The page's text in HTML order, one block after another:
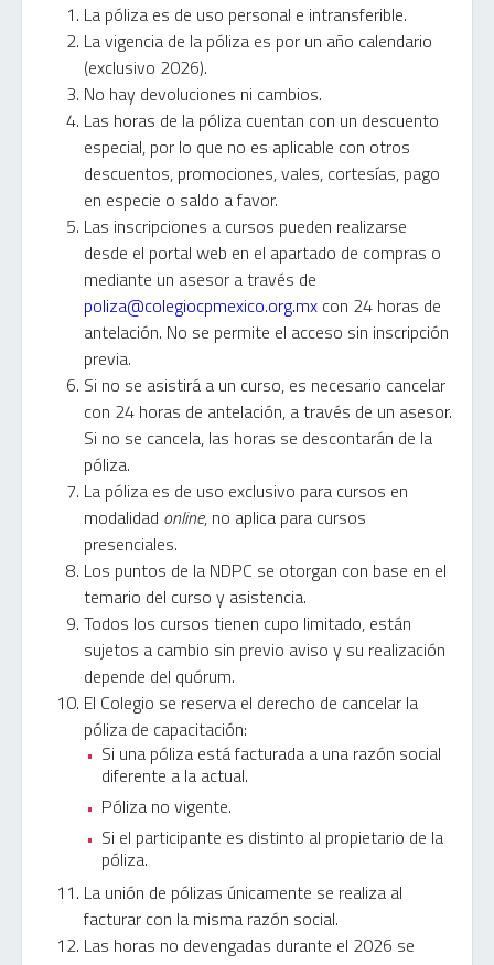
La póliza es de uso personal e intransferible.
La vigencia de la póliza es por un año calendario
(exclusivo 2026).
No hay devoluciones ni cambios.
Las horas de la póliza cuentan con un descuento
especial, por lo que no es aplicable con otros
descuentos, promociones, vales, cortesías, pago
en especie o saldo a favor.
Las inscripciones a cursos pueden realizarse
desde el portal web en el apartado de compras o
mediante un asesor a través de
poliza@colegiocpmexico.org.mx con 24 horas de
antelación. No se permite el acceso sin inscripción
previa.
Si no se asistirá a un curso, es necesario cancelar
con 24 horas de antelación, a través de un asesor.
Si no se cancela, las horas se descontarán de la
póliza.
La póliza es de uso exclusivo para cursos en
modalidad online, no aplica para cursos
presenciales.
Los puntos de la NDPC se otorgan con base en el
temario del curso y asistencia.
Todos los cursos tienen cupo limitado, están
sujetos a cambio sin previo aviso y su realización
depende del quórum.
El Colegio se reserva el derecho de cancelar la
póliza de capacitación:
Si una póliza está facturada a una razón social
diferente a la actual.
Póliza no vigente.
Si el participante es distinto al propietario de la
póliza.
La unión de pólizas únicamente se realiza al
facturar con la misma razón social.
Las horas no devengadas durante el 2026 se